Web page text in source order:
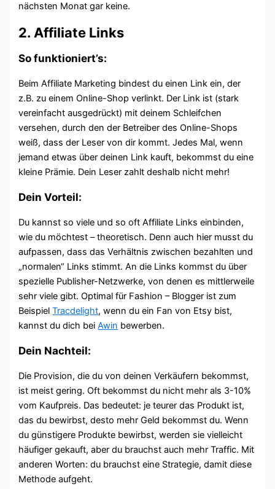
nächsten Monat gar keine.
2. Affiliate Links
So funktioniert’s:
Beim Affiliate Marketing bindest du einen Link ein, der
z.B. zu einem Online-Shop verlinkt. Der Link ist (stark
vereinfacht ausgedrückt) mit deinem Schleifchen
versehen, durch den der Betreiber des Online-Shops
weiß, dass der Leser von dir kommt. Jedes Mal, wenn
jemand etwas über deinen Link kauft, bekommst du eine
kleine Prämie. Dein Leser zahlt deshalb nicht mehr!
Dein Vorteil:
Du kannst so viele und so oft Affiliate Links einbinden,
wie du möchtest – theoretisch. Denn auch hier musst du
aufpassen, dass das Verhältnis zwischen bezahlten und
„normalen“ Links stimmt. An die Links kommst du über
spezielle Publisher-Netzwerke, von denen es mittlerweile
sehr viele gibt. Optimal für Fashion – Blogger ist zum
BeispielTracdelight, wenn du ein Fan von Etsy bist,
kannst du dich beiAwin bewerben.
Dein Nachteil:
Die Provision, die du von deinen Verkäufern bekommst,
ist meist gering. Oft bekommst du nicht mehr als 3-10%
vom Kaufpreis. Das bedeutet: je teurer das Produkt ist,
das du bewirbst, desto mehr Geld bekommst du. Wenn
du günstigere Produkte bewirbst, werden sie vielleicht
häufiger gekauft, aber du brauchst auch mehr Traffic. Mit
anderen Worten: du brauchst eine Strategie, damit diese
Methode aufgeht.